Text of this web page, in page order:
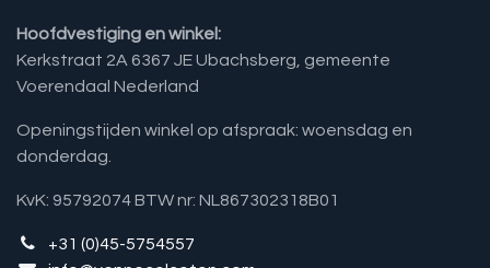
Hoofdvestiging en winkel:
Kerkstraat 2A 6367 JE Ubachsberg, gemeente
Voerendaal Nederland
Openingstijden winkel op afspraak: woensdag en
donderdag.
KvK: 95792074 BTW nr: NL867302318B01
+31 (0)45-5754557